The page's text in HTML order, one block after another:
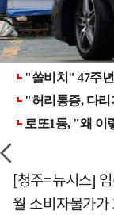
[청주=뉴시스]
월 소비자물가